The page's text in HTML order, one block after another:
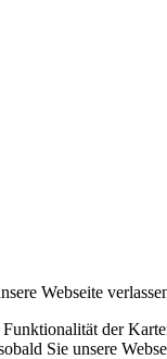
Webseite
der
Sie unsere